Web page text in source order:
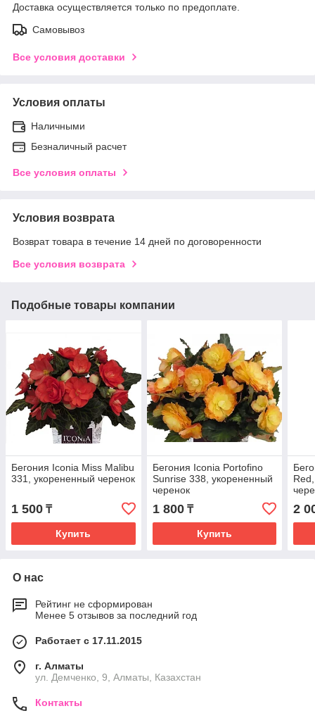
Доставка осуществляется только по предоплате.
Самовывоз
Все условия доставки
Условия оплаты
Наличными
Безналичный расчет
Все условия оплаты
Условия возврата
Возврат товара в течение 14 дней по договоренности
Все условия возврата
Подобные товары компании
Бегония Iconia Miss Malibu
331, укорененный черенок
1 500 ₸
Купить
Бегония Iconia Portofino
Sunrise 338, укорененный
черенок
1 800₸
Купить
2
О нас
Рейтинг не сформирован
Менее 5 отзывов за последний год
Работает с 17.11.2015
г. Алматы
ул. Демченко, 9, Алматы, Казахстан
Контакты